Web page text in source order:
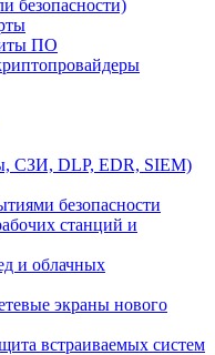
безопасности)
ПО
СЗИ, DLP, EDR, SIEM)
безопасности
станций и
и облачных
экраны нового
встраиваемых систем